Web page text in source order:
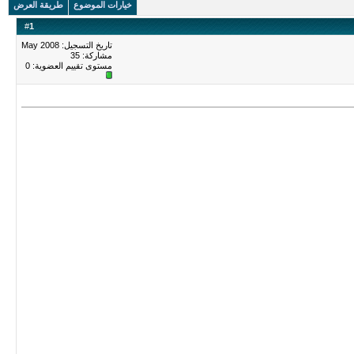
خيارات الموضوع طريقة العرض
#1
تاريخ التسجيل: May 2008
مشاركة: 35
مستوى تقييم العضوية: 0